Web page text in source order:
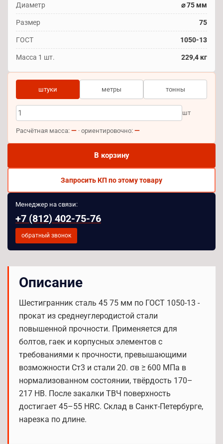
Диаметр ⌀ 75 мм
Размер 75
ГОСТ 1050-13
Масса 1 шт. 229,4 кг
штуки метры тонны
шт
Расчётная масса: — · ориентировочно: —
В корзину
Запросить КП по этому товару
Менеджер на связи:
+7 (812) 402-75-76
обратный звонок
Описание
Шестигранник сталь 45 75 мм по ГОСТ 1050-13 -
прокат из среднеуглеродистой стали
повышенной прочности. Применяется для
болтов, гаек и корпусных элементов с
требованиями к прочности, превышающими
возможности Ст3 и стали 20. σв ≥ 600 МПа в
нормализованном состоянии, твёрдость 170–
217 HB. После закалки ТВЧ поверхность
достигает 45–55 HRC. Склад в Санкт-Петербурге,
нарезка по длине.